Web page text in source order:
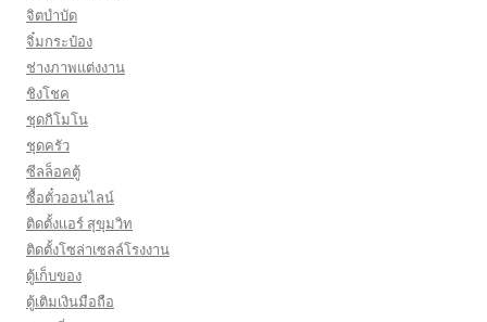
จิตบำบัด
จิ๋มกระป๋อง
ช่างภาพแต่งงาน
ชิงโชค
ชุดกิโมโน
ชุดครัว
ซีลล็อคตู้
ซื้อตั๋วออนไลน์
ติดตั้งเเอร์ สุขุมวิท
ติดตั้งโซล่าเซลล์โรงงาน
ตู้เก็บของ
ตู้เติมเงินมือถือ